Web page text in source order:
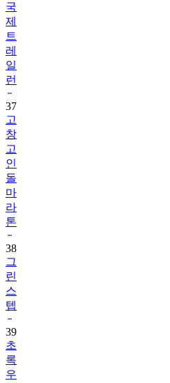
국
제
트
레
일
런
37
고
창
고
인
돌
마
라
톤
38
그
린
스
텝
39
초
록
우